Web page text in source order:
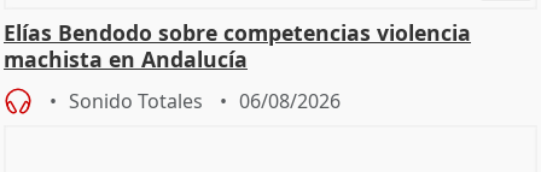
Elías Bendodo sobre competencias violencia
machista en Andalucía
Sonido Totales 06/08/2026